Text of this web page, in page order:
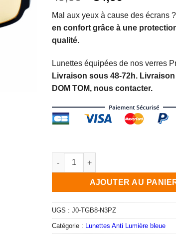
sur
notations
client
prix
initial
était :
prix
actuel
est :
Mal aux yeux à cause des écrans ?
en confort grâce à une
qualité.
Lunettes équipées de nos verres
Livraison sous 48-72h.
DOM TOM, nous contacter.
quantité de Surlunettes Anti
AJOUTER AU
UGS : J0-TGB8-N3PZ
Catégorie : Lunettes Anti Lumière bleue